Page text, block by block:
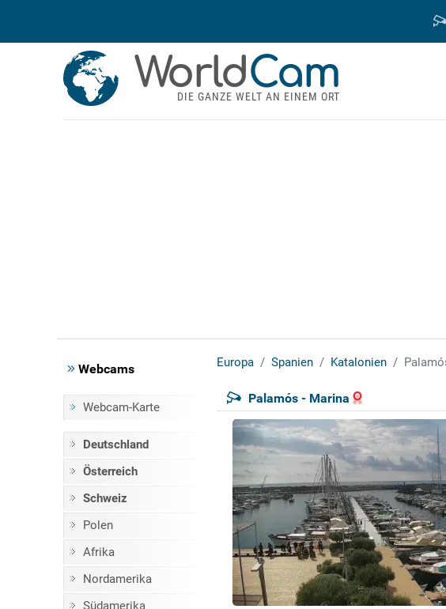
WorldCam
DIE GANZE WELT AN EINEM ORT
Webcams
Webcam-Karte
Deutschland
Österreich
Schweiz
Polen
Afrika
Nordamerika
Südamerika
Europa Spanien Katalonien
Palamós - Marina